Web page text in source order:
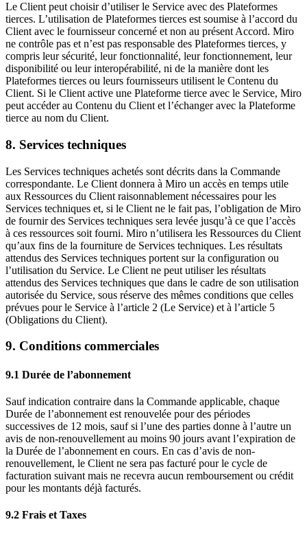
Le Client peut choisir d’utiliser le Service avec des Plateformes
tierces. L’utilisation de Plateformes tierces est soumise à l’accord du
Client avec le fournisseur concerné et non au présent Accord. Miro
ne contrôle pas et n’est pas responsable des Plateformes tierces, y
compris leur sécurité, leur fonctionnalité, leur fonctionnement, leur
disponibilité ou leur interopérabilité, ni de la manière dont les
Plateformes tierces ou leurs fournisseurs utilisent le Contenu du
Client. Si le Client active une Plateforme tierce avec le Service, Miro
peut accéder au Contenu du Client et l’échanger avec la Plateforme
tierce au nom du Client.
8. Services techniques
Les Services techniques achetés sont décrits dans la Commande
correspondante. Le Client donnera à Miro un accès en temps utile
aux Ressources du Client raisonnablement nécessaires pour les
Services techniques et, si le Client ne le fait pas, l’obligation de Miro
de fournir des Services techniques sera levée jusqu’à ce que l’accès
à ces ressources soit fourni. Miro n’utilisera les Ressources du Client
qu’aux fins de la fourniture de Services techniques. Les résultats
attendus des Services techniques portent sur la configuration ou
l’utilisation du Service. Le Client ne peut utiliser les résultats
attendus des Services techniques que dans le cadre de son utilisation
autorisée du Service, sous réserve des mêmes conditions que celles
prévues pour le Service à l’article 2 (Le Service) et à l’article 5
(Obligations du Client).
9. Conditions commerciales
9.1 Durée de l’abonnement
Sauf indication contraire dans la Commande applicable, chaque
Durée de l’abonnement est renouvelée pour des périodes
successives de 12 mois, sauf si l’une des parties donne à l’autre un
avis de non-renouvellement au moins 90 jours avant l’expiration de
la Durée de l’abonnement en cours. En cas d’avis de non-
renouvellement, le Client ne sera pas facturé pour le cycle de
facturation suivant mais ne recevra aucun remboursement ou crédit
pour les montants déjà facturés.
9.2 Frais et Taxes